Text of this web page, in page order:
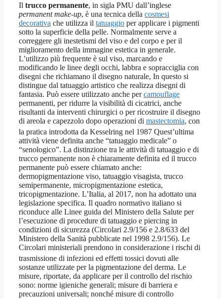
Il trucco permanente, in sigla PMU dall’inglese
permanent make-up, è una tecnica della cosmesi
decorativa che utilizza il tatuaggio per applicare i pigmenti
sotto la superficie della pelle. Normalmente serve a
correggere gli inestetismi del viso e del corpo e per il
miglioramento della immagine estetica in generale.
L’utilizzo più frequente è sul viso, marcando e
modificando le linee degli occhi, labbra e sopracciglia con
disegni che richiamano il disegno naturale, In questo si
distingue dal tatuaggio artistico che realizza disegni di
fantasia. Può essere utilizzato anche percamouflage
permanenti, per ridurre la visibilità di cicatrici, anche
risultanti da interventi chirurgici o per ricostruire il disegno
di areola e capezzolo dopo operazioni di mastectomia, con
la pratica introdotta da Kesselring nel 1987 Quest’ultima
attività viene definita anche “tatuaggio medicale” o
“senologico”. La distinzione tra le attività di tatuaggio e di
trucco permanente non è chiaramente definita ed il trucco
permanente può essere chiamato anche:
dermopigmentazione viso, tatuaggio visagista, trucco
semipermanente, micropigmentazione estetica,
tricopigmentazione. L’Italia, al 2017, non ha adottato una
legislazione specifica. Il quadro normativo italiano si
riconduce alle Linee guida del Ministero della Salute per
l’esecuzione di procedure di tatuaggio e piercing in
condizioni di sicurezza (Circolari 2.9/156 e 2.8/633 del
Ministero della Sanità pubblicate nel 1998 2.9/156). Le
Circolari ministeriali prendono in considerazione i rischi di
trasmissione di infezioni ed effetti tossici dovuti alle
sostanze utilizzate per la pigmentazione del derma. Le
misure, riportate, da applicare per il controllo del rischio
sono: norme igieniche generali; misure di barriera e
precauzioni universali; nonché misure di controllo